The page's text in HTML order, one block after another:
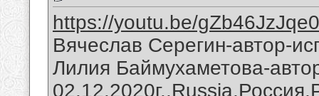
https://youtu.be/gZb46JzJqe0
Вячеслав Серегин-автор-
Лилия Баймухаметова-